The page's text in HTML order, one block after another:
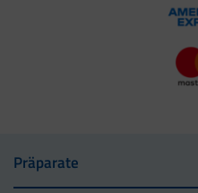
Präparate